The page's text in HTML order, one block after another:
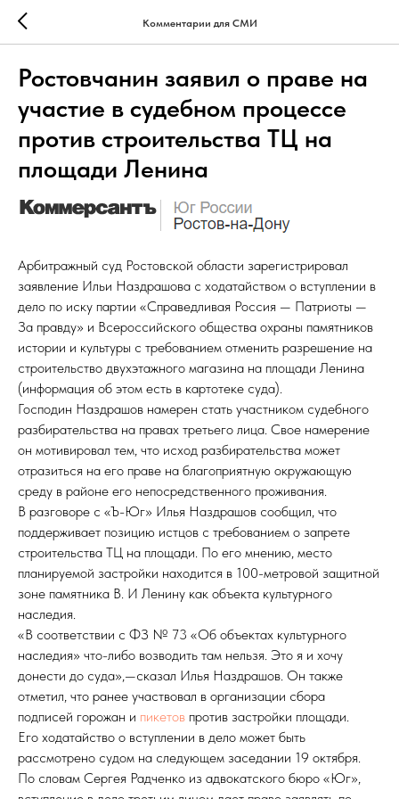
Комментарии для СМИ
Ростовчанин заявил о праве на
участие в судебном процессе
против строительства ТЦ на
площади Ленина
Арбитражный суд Ростовской области зарегистрировал
заявление Ильи Наздрашова с ходатайством о вступлении в
дело по иску партии «Справедливая Россия — Патриоты —
За правду» и Всероссийского общества охраны памятников
истории и культуры с требованием отменить разрешение на
строительство двухэтажного магазина на площади Ленина
(информация об этом есть в картотеке суда).
Господин Наздрашов намерен стать участником судебного
разбирательства на правах третьего лица. Свое намерение
он мотивировал тем, что исход разбирательства может
отразиться на его праве на благоприятную окружающую
среду в районе его непосредственного проживания.
В разговоре с «Ъ-Юг» Илья Наздрашов сообщил, что
поддерживает позицию истцов с требованием о запрете
строительства ТЦ на площади. По его мнению, место
планируемой застройки находится в 100-метровой защитной
зоне памятника В. И Ленину как объекта культурного
наследия.
«В соответствии с ФЗ № 73 «Об объектах культурного
наследия» что-либо возводить там нельзя. Это я и хочу
донести до суда»,—сказал Илья Наздрашов. Он также
отметил, что ранее участвовал в организации сбора
подписей горожан и пикетов против застройки площади.
Его ходатайство о вступлении в дело может быть
рассмотрено судом на следующем заседании 19 октября.
По словам Сергея Радченко из адвокатского бюро «Юг»,